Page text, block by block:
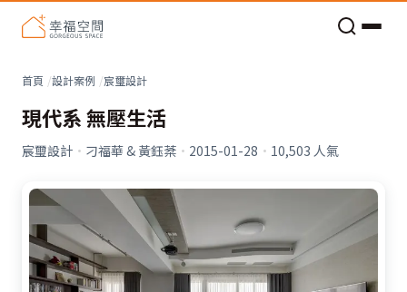
首頁 設計案例 宸璽設計
現代系 無壓生活
宸璽設計 · 刁福華 & 黃鈺棻 · 2015-01-28 · 10,503 人氣